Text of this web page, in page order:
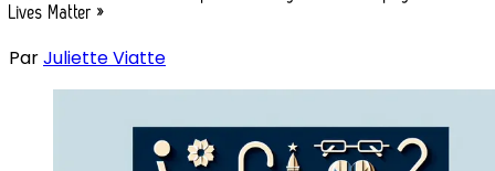
Lives Matter »
ParJuliette Viatte